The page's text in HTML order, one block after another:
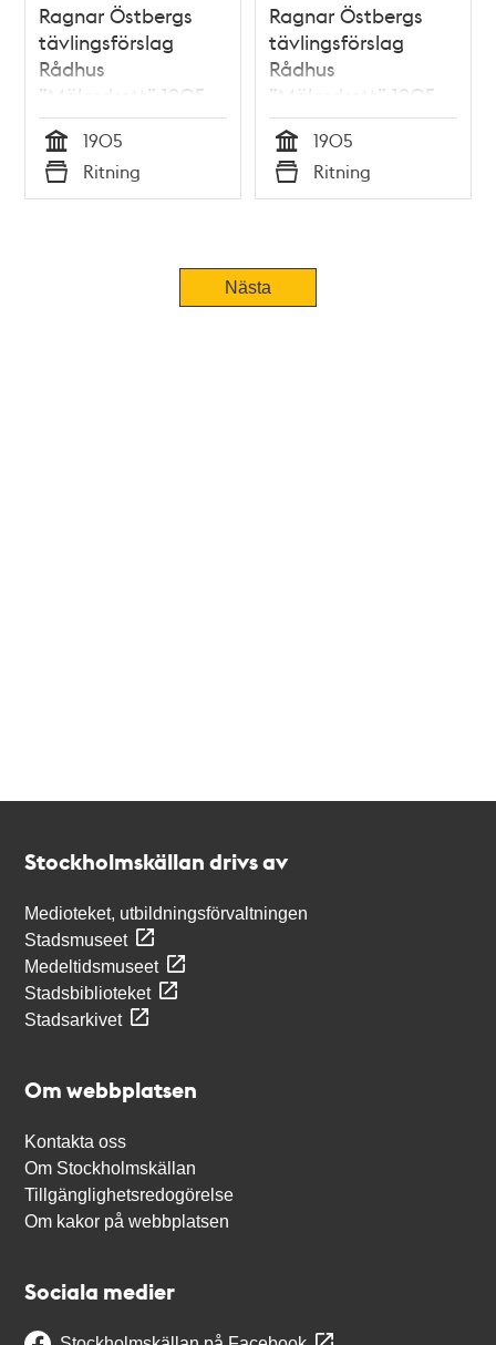
Ragnar Östbergs
tävlingsförslag
Rådhus
”Mälardrott” 1905,
planritning
bottenvåning
Tid
1905
Typ
Ritning
Ragnar Östbergs
tävlingsförslag
Rådhus
”Mälardrott” 1905,
planritning 1 tr.
Tid
1905
Typ
Ritning
Nästa
Stockholmskällan drivs av
Medioteket, utbildningsförvaltningen
Stadsmuseet
Medeltidsmuseet
Stadsbiblioteket
Stadsarkivet
Om webbplatsen
Kontakta oss
Om Stockholmskällan
Tillgänglighetsredogörelse
Om kakor på webbplatsen
Sociala medier